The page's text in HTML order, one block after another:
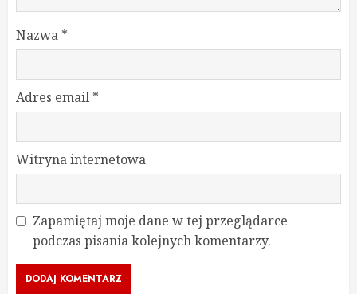
Nazwa *
Adres email *
Witryna internetowa
Zapamiętaj moje dane w tej przeglądarce
podczas pisania kolejnych komentarzy.